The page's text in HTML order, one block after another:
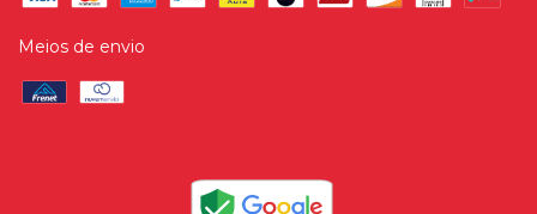
Meios de envio